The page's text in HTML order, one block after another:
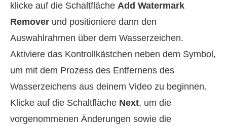
klicke auf die Schaltfläche Add Watermark
Remover und positioniere dann den
Auswahlrahmen über dem Wasserzeichen.
Aktiviere das Kontrollkästchen neben dem Symbol,
um mit dem Prozess des Entfernens des
Wasserzeichens aus deinem Video zu beginnen.
Klicke auf die Schaltfläche Next, um die
vorgenommenen Änderungen sowie die